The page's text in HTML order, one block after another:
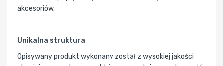
akcesoriów.
Unikalna struktura
Opisywany produkt wykonany został z wysokiej jakości